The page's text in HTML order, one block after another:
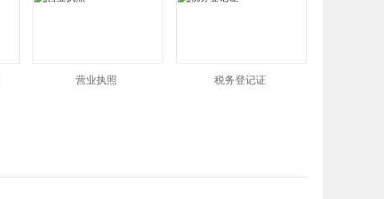
营业执照 税务登记证